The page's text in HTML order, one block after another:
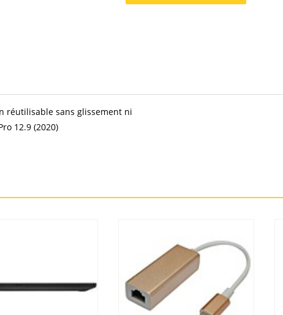
réutilisable sans glissement ni
12.9 (2020)